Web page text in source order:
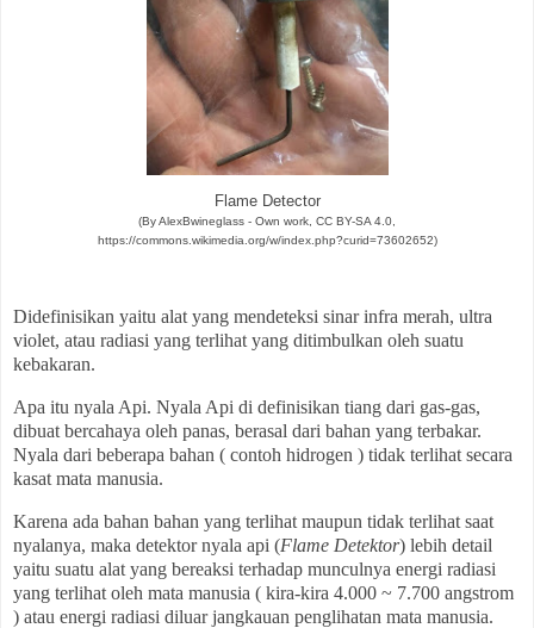
Flame Detector
(By AlexBwineglass - Own work, CC BY-SA 4.0,
https://commons.wikimedia.org/w/index.php?curid=73602652)
Didefinisikan yaitu alat yang mendeteksi sinar infra merah, ultra
violet, atau radiasi yang terlihat yang ditimbulkan oleh suatu
kebakaran.
Apa itu nyala Api. Nyala Api di definisikan tiang dari gas-gas,
dibuat bercahaya oleh panas, berasal dari bahan yang terbakar.
Nyala dari beberapa bahan ( contoh hidrogen ) tidak terlihat secara
kasat mata manusia.
Karena ada bahan bahan yang terlihat maupun tidak terlihat saat
nyalanya, maka detektor nyala api (Flame Detektor) lebih detail
yaitu suatu alat yang bereaksi terhadap munculnya energi radiasi
yang terlihat oleh mata manusia ( kira-kira 4.000 ~ 7.700 angstrom
) atau energi radiasi diluar jangkauan penglihatan mata manusia.